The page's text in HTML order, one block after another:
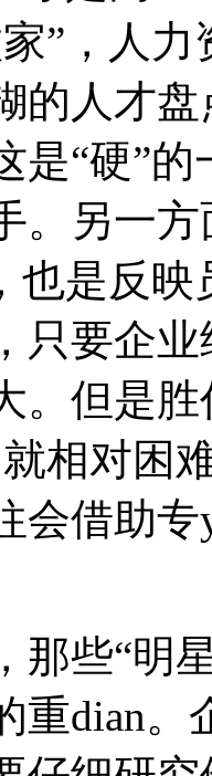
”，人
的人才
是“硬”
。另一
也是反
只要企
。但是
相对困
会借助
些“明星
重dian